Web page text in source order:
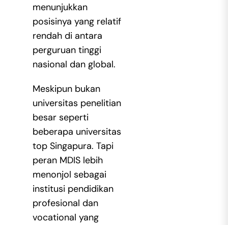
menunjukkan
posisinya yang relatif
rendah di antara
perguruan tinggi
nasional dan global.
Meskipun bukan
universitas penelitian
besar seperti
beberapa universitas
top Singapura. Tapi
peran MDIS lebih
menonjol sebagai
institusi pendidikan
profesional dan
vocational yang